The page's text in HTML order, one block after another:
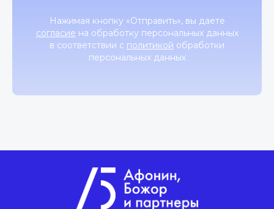
Нажимая кнопку «Отправить», вы даете
согласие на обработку персональных данных
в соответствии с политикой обработки
персональных данных